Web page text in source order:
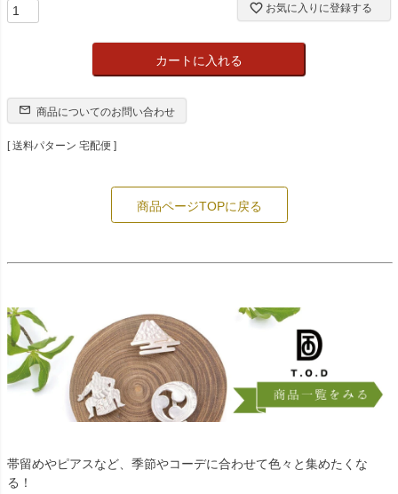
お気に入りに登録する
カートに入れる
商品についてのお問い合わせ
送料パターン 宅配便
商品ページTOPに戻る
帯留めやピアスなど、季節やコーデに合わせて色々と集めたくな
る！